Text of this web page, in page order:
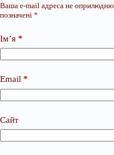
Ваша e-mail адреса не
позначені *
Ім’я *
Email *
Сайт